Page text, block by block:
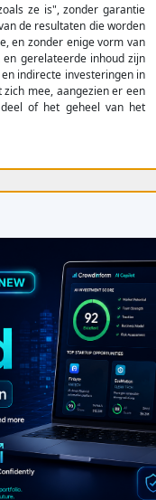
ze is", zonder garantie
de resultaten die worden
en zonder enige vorm van
gerelateerde inhoud zijn
indirecte investeringen in
mee, aangezien er een
of het geheel van het